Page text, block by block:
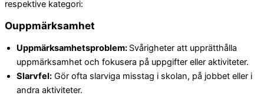
respektive kategori:
Ouppmärksamhet
Uppmärksamhetsproblem: Svårigheter att upprätthålla
uppmärksamhet och fokusera på uppgifter eller aktiviteter.
Slarvfel: Gör ofta slarviga misstag i skolan, på jobbet eller i
andra aktiviteter.